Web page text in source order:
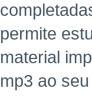
permite
material
mp3 ao